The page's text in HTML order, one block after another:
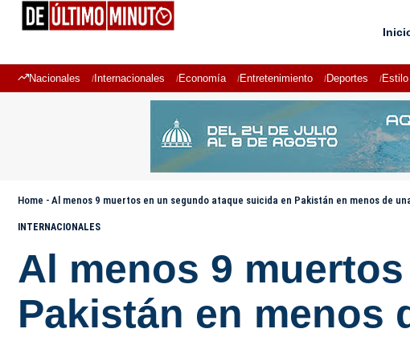
Nacionales Internacionales Economía Entretenimiento Deportes Estilo
Home - Al menos 9 muertos en un segundo ataque suicida en Pakistán en menos de
INTERNACIONALES
Al menos 9
Pakistán en menos